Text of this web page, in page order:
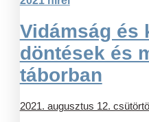
Vidámság és
döntések és
táborban
2021. augusztus 12.